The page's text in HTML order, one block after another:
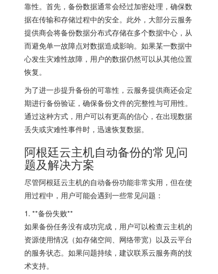
靠性。首先，备份数据通常会经过加密处理，确保数
据在传输和存储过程中的安全。此外，大部分云服务
提供商会将备份数据分布式存储在多个数据中心，从
而避免单一故障点对数据造成影响。如果某一数据中
心发生灾难性故障，用户的数据仍然可以从其他位置
恢复。
为了进一步提升备份的可靠性，云服务提供商还会定
期进行备份验证，确保备份文件的完整性与可用性。
通过这种方式，用户可以有更高的信心，在出现数据
丢失或灾难性事件时，迅速恢复数据。
阿根廷云主机自动备份的常见问
题及解决方案
尽管阿根廷云主机的自动备份功能非常实用，但在使
用过程中，用户可能会遇到一些常见问题：
1. **备份失败**
如果备份任务没有成功完成，用户可以检查云主机的
资源使用情况（如存储空间、网络带宽）以及云平台
的服务状态。如果问题持续，建议联系云服务商的技
术支持。